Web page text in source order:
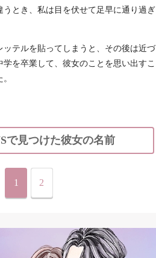
うとき、私は目を伏せて足早に通り過ぎ
ッテルを貼ってしまうと、その後は近づ
学を卒業して、彼女のことを思い出すこ
で見つけた彼女の名前
1 2